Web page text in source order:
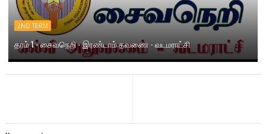
2ND TERM
தரம் 1 - சைவநெறி - இரண்டாம் தவணை - வடமராட்சி